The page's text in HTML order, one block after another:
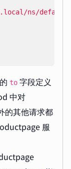
ns/default/
to 字段定义
中对
的其他请求都
服